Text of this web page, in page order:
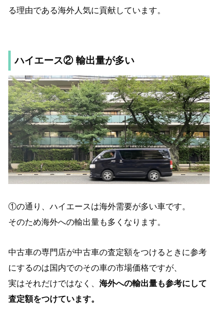
る理由である海外人気に貢献しています。
ハイエース② 輸出量が多い
①の通り、ハイエースは海外需要が多い車です。
そのため海外への輸出量も多くなります。
中古車の専門店が中古車の査定額をつけるときに参考
にするのは国内でのその車の市場価格ですが、
実はそれだけではなく、 海外への輸出量も参考にして
査定額をつけています。